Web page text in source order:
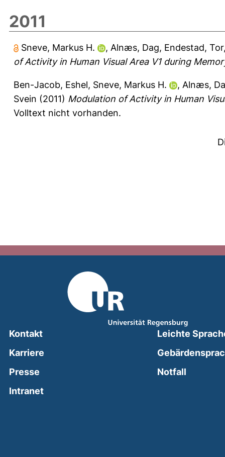
2011
Sneve, Markus H. , Alnæs, Dag, Endestad, Tor
of Activity in Human Visual Area V1 during
Ben-Jacob, Eshel, Sneve, Markus H. , Alnæs,
Svein (2011) Modulation of Activity in Human
Volltext nicht vorhanden.
Kontakt
Karriere
Presse
Intranet(external link, opens in a new window)
Leichte
Notfall